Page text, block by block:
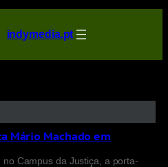
indymedia.pt
Mário Machado em
Campus da Justiça, a porta-